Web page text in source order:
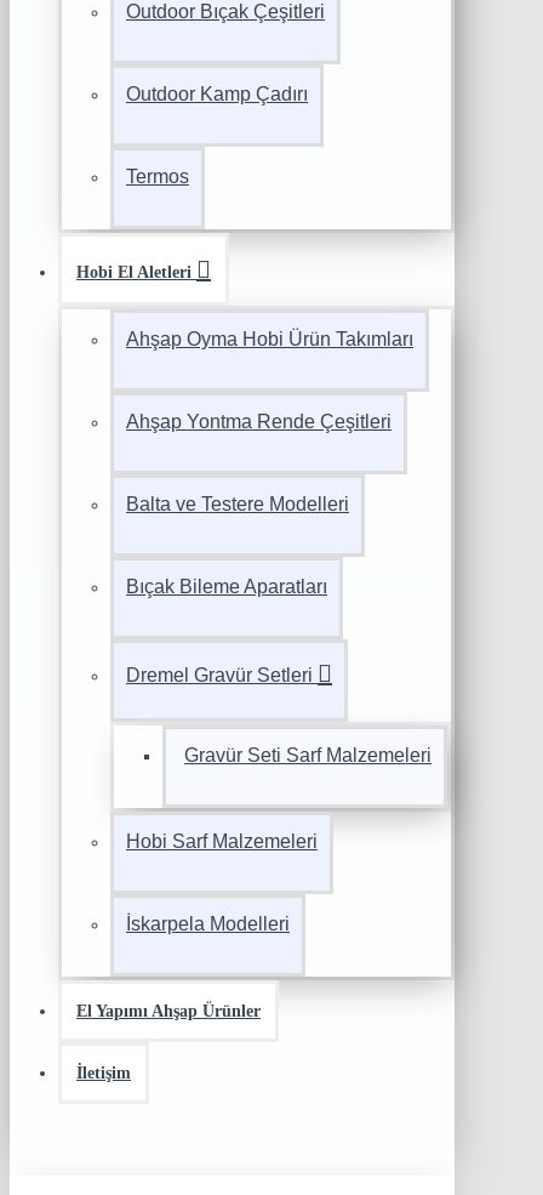
Outdoor Bıçak Çeşitleri
Outdoor Kamp Çadırı
Termos
Hobi El Aletleri
Ahşap Oyma Hobi Ürün Takımları
Ahşap Yontma Rende Çeşitleri
Balta ve Testere Modelleri
Bıçak Bileme Aparatları
Dremel Gravür Setleri
Gravür Seti Sarf Malzemeleri
Hobi Sarf Malzemeleri
İskarpela Modelleri
El Yapımı Ahşap Ürünler
İletişim